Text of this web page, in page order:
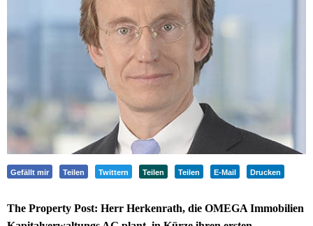
Gefällt mir Teilen Twittern Teilen Teilen E-Mail Drucken
The Property Post: Herr Herkenrath, die OMEGA Immobilien